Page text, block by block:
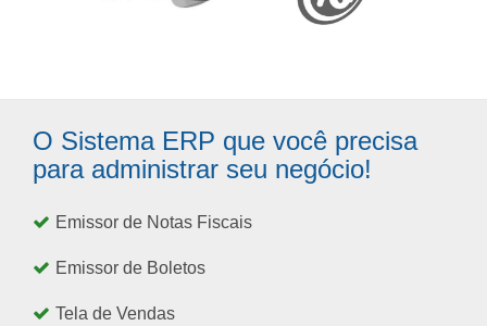
O Sistema ERP que você precisa
para administrar seu negócio!
Emissor de Notas Fiscais
Emissor de Boletos
Tela de Vendas